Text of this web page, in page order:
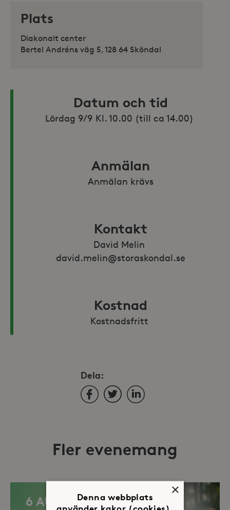
Plats
Diakonalt center
Bertel Andréns väg 5, 128 64 Sköndal
Datum och tid
Anmälan
Anmälan krävs
Kontakt
David Melin
david.melin@storaskondal.se
Kostnad
Kostnadsfritt
Dela:
FacebookTwitterLinkedIn
Fler evenemang
6 AUG
×
Denna webbplats